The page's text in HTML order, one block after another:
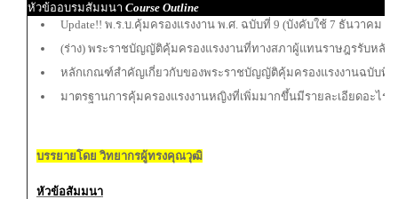
หัวข้ออบรมสัมมนา Course Outline
Update!! พ.ร.บ.คุ้มครองแรงงาน พ.ศ. ฉบับที่ 9 (บังคับใช้ 7 ธันวาคม
(ร่าง) พระราชบัญญัติคุ้มครองแรงงานที่ทางสภาผู้แทนราษฎรรับหลัก
หลักเกณฑ์สำคัญเกี่ยวกับของพระราชบัญญัติคุ้มครองแรงงานฉบับที่ 8
มาตรฐานการคุ้มครองแรงงานหญิงที่เพิ่มมากขึ้นมีรายละเอียดอะไรบ้
บรรยายโดย วิทยากรผู้ทรงคุณวุฒิ
หัวข้อสัมมนา